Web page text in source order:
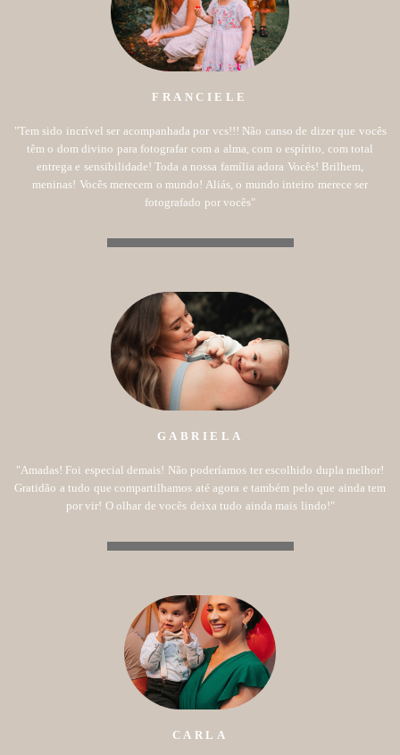
FRANCIELE
"Tem sido incrível ser acompanhada por vcs!!! Não canso de dizer que vocês
têm o dom divino para fotografar com a alma, com o espírito, com total
entrega e sensibilidade! Toda a nossa família adora Vocês! Brilhem,
meninas! Vocês merecem o mundo! Aliás, o mundo inteiro merece ser
fotografado por vocês"
GABRIELA
"Amadas! Foi especial demais! Não poderíamos ter escolhido dupla melhor!
Gratidão a tudo que compartilhamos até agora e também pelo que ainda tem
por vir! O olhar de vocês deixa tudo ainda mais lindo!"
CARLA